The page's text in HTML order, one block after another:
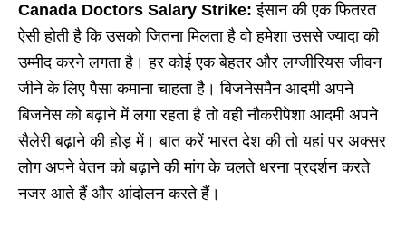
Canada Doctors Salary Strike: इंसान की एक फितरत
ऐसी होती है कि उसको जितना मिलता है वो हमेशा उससे ज्यादा की
उम्मीद करने लगता है। हर कोई एक बेहतर और लग्जीरियस जीवन
जीने के लिए पैसा कमाना चाहता है। बिजनेसमैन आदमी अपने
बिजनेस को बढ़ाने में लगा रहता है तो वही नौकरीपेशा आदमी अपने
सैलेरी बढ़ाने की होड़ में। बात करें भारत देश की तो यहां पर अक्सर
लोग अपने वेतन को बढ़ाने की मांग के चलते धरना प्रदर्शन करते
नजर आते हैं और आंदोलन करते हैं।